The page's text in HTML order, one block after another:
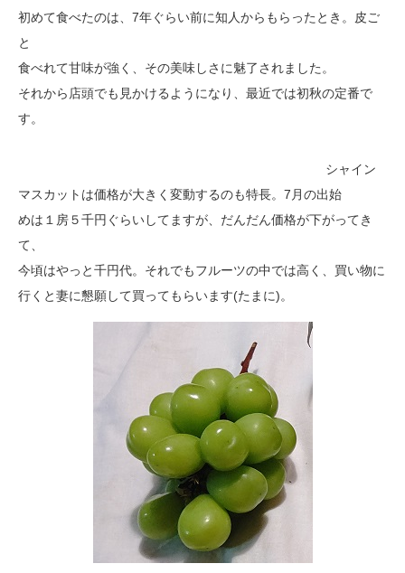
初めて食べたのは、7年ぐらい前に知人からもらったとき。皮ご
と
食べれて甘味が強く、その美味しさに魅了されました。
それから店頭でも見かけるようになり、最近では初秋の定番で
す。
シャイン
マスカットは価格が大きく変動するのも特長。7月の出始
めは１房５千円ぐらいしてますが、だんだん価格が下がってき
て、
今頃はやっと千円代。それでもフルーツの中では高く、買い物に
行くと妻に懇願して買ってもらいます(たまに)。